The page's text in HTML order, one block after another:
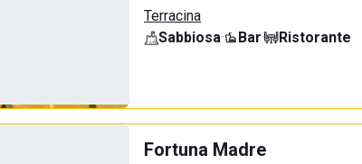
Terracina
Sabbiosa· Bar·
Ristorante
Fortuna Madre